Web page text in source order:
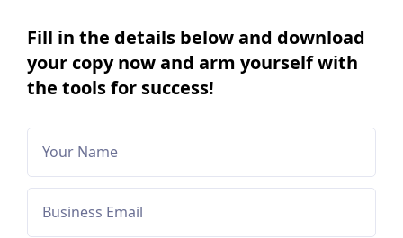
Fill in the details below and download
your copy now and arm yourself with
the tools for success!